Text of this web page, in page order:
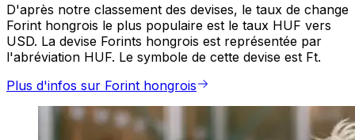
D'après notre classement des devises, le taux de change
Forint hongrois le plus populaire est le taux HUF vers
USD. La devise Forints hongrois est représentée par
l'abréviation HUF. Le symbole de cette devise est Ft.
Plus d'infos sur Forint hongrois